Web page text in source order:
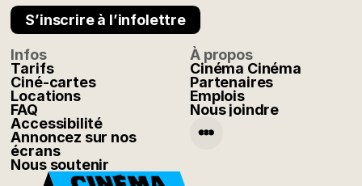
S’inscrire à l’infolettre
Infos
Tarifs
Ciné-cartes
Locations
FAQ
Accessibilité
Annoncez sur nos
écrans
Nous soutenir
À propos
Cinéma Cinéma
Partenaires
Emplois
Nous joindre